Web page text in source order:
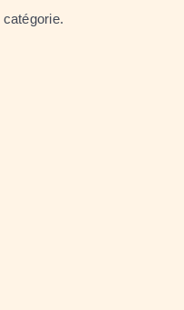
catégorie.